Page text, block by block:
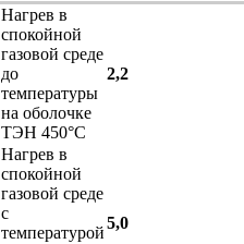
Нагрев в
спокойной
газовой среде
до
температуры
на оболочке
ТЭН 450°С
2,2
Нагрев в
спокойной
газовой среде
с
температурой
5,0